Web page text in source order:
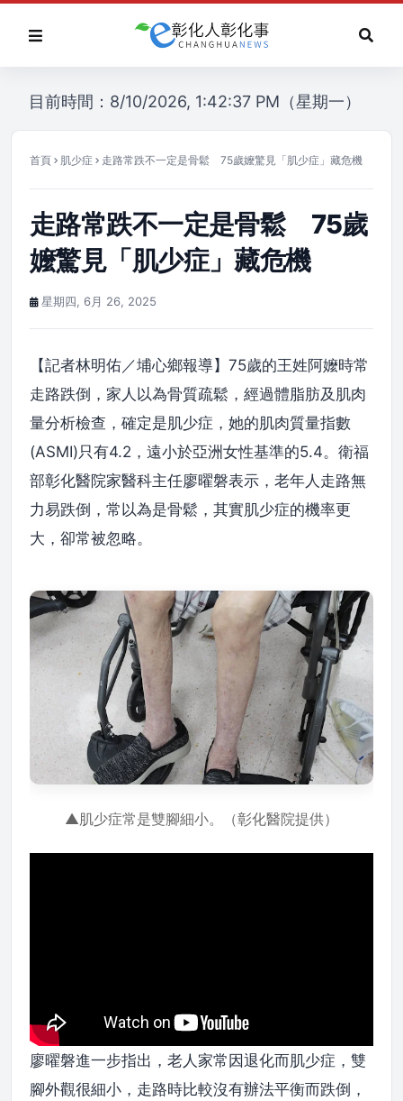
目前時間：8/10/2026, 1:42:37 PM（星期一）
首頁 肌少症 走路常跌不一定是骨鬆 75歲嬤驚見「肌少症」藏危機
走路常跌不一定是骨鬆 75歲
嬤驚見「肌少症」藏危機
星期四, 6月 26, 2025
【記者林明佑／埔心鄉報導】75歲的王姓阿嬤時常
走路跌倒，家人以為骨質疏鬆，經過體脂肪及肌肉
量分析檢查，確定是肌少症，她的肌肉質量指數
(ASMI)只有4.2，遠小於亞洲女性基準的5.4。衛福
部彰化醫院家醫科主任廖曜磐表示，老年人走路無
力易跌倒，常以為是骨鬆，其實肌少症的機率更
大，卻常被忽略。
▲肌少症常是雙腳細小。（彰化醫院提供）
廖曜磐進一步指出，老人家常因退化而肌少症，雙
腳外觀很細小，走路時比較沒有辦法平衡而跌倒，